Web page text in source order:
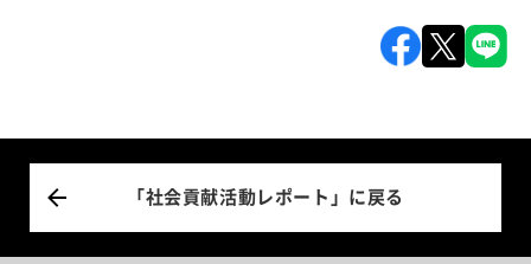
「社会貢献活動レポート」に戻る